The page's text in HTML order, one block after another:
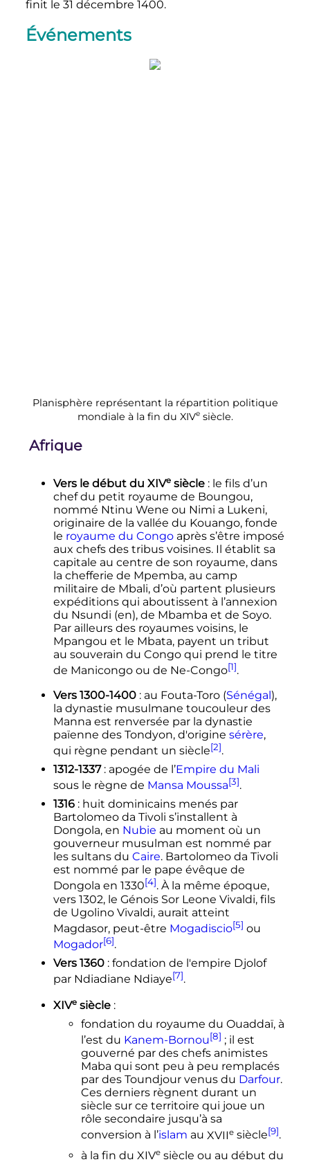
finit le 31 décembre 1400.
Événements
Planisphère représentant la répartition politique
mondiale à la fin du XIVe siècle.
Afrique
Vers le début du XIVe siècle : le fils d’un
chef du petit royaume de Boungou,
nommé Ntinu Wene ou Nimi a Lukeni,
originaire de la vallée du Kouango, fonde
le royaume du Congoaprès s’être imposé
aux chefs des tribus voisines. Il établit sa
capitale au centre de son royaume, dans
la chefferie de Mpemba, au camp
militaire de Mbali, d’où partent plusieurs
expéditions qui aboutissent à l’annexion
du Nsundi (en), de Mbamba et de Soyo.
Par ailleurs des royaumes voisins, le
Mpangou et le Mbata, payent un tribut
au souverain du Congo qui prend le titre
de Manicongo ou de Ne-Congo[1].
Vers 1300-1400 : au Fouta-Toro (Sénégal),
la dynastie musulmane toucouleur des
Manna est renversée par la dynastie
païenne des Tondyon, d'origine sérère,
qui règne pendant un siècle[2].
1312-1337 : apogée de l’Empire du Mali
sous le règne de Mansa Moussa[3].
1316 : huit dominicains menés par
Bartolomeo da Tivoli s’installent à
Dongola, en Nubie au moment où un
gouverneur musulman est nommé par
les sultans du Caire. Bartolomeo da Tivoli
est nommé par le pape évêque de
Dongola en 1330[4]. À la même époque,
vers 1302, le Génois Sor Leone Vivaldi, fils
de Ugolino Vivaldi, aurait atteint
Magdasor, peut-être Mogadiscio[5] ou
Mogador[6].
Vers 1360 : fondation de l'empire Djolof
par Ndiadiane Ndiaye[7].
XIVe siècle :
fondation du royaume du Ouaddaï, à
l’est du Kanem-Bornou[8] ; il est
gouverné par des chefs animistes
Maba qui sont peu à peu remplacés
par des Toundjour venus du Darfour.
Ces derniers règnent durant un
siècle sur ce territoire qui joue un
rôle secondaire jusqu’à sa
conversion à l’islam au XVIIe siècle[9].
à la fin du XIVe siècle ou au début du